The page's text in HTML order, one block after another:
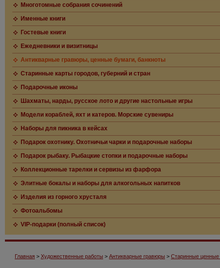
Многотомные собрания сочинений
Именные книги
Гостевые книги
Ежедневники и визитницы
Антикварные гравюры, ценные бумаги, банкноты
Старинные карты городов, губерний и стран
Подарочные иконы
Шахматы, нарды, русское лото и другие настольные игры
Модели кораблей, яхт и катеров. Морские сувениры
Наборы для пикника в кейсах
Подарок охотнику. Охотничьи чарки и подарочные наборы
Подарок рыбаку. Рыбацкие стопки и подарочные наборы
Коллекционные тарелки и сервизы из фарфора
Элитные бокалы и наборы для алкогольных напитков
Изделия из горного хрусталя
Фотоальбомы
VIP-подарки (полный список)
Главная > Художественные работы > Антикварные гравюры > Старинные ценные